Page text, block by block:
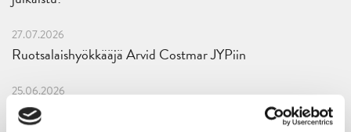
27.07.2026
Ruotsalaishyökkääjä Arvid Costmar JYPiin
25.06.2026
JYP ja Secto Rally Finland yhteistyöhön